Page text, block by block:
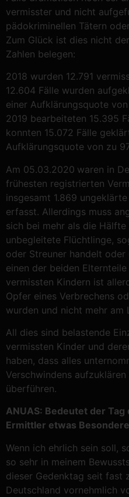
vermisster und nicht
pädokriminellen Tätern
Zum Glück ist dies nicht
Zahlen belegen:
2018 wurden 12.791
12.604 Fälle wurden
einer Aufklärungsquote
2019 bearbeiteten 15.395
konnten 15.072 Fälle
Aufklärungsquote von zu
Am 05.03.2020 waren in
frühesten registrierten
insgesamt 1.869
erfasst. Allerdings muss
sich bei mehr als die
unbegleitete Flüchtlinge,
oder Streuner handelt
einen der beiden
vermissten Kindern ist
Opfer eines Verbrechens
wurden und nicht mehr am
All dies sind belastende
vermissten Kinder und
haben, dass alles
Verschwindens
überführen.
ANUAS: Bedeutet der
Ermittler etwas
Wenn ich ehrlich sein soll,
so sehr in meinem
dieser Gedenktag seit fast
Deutschland vornehmlich